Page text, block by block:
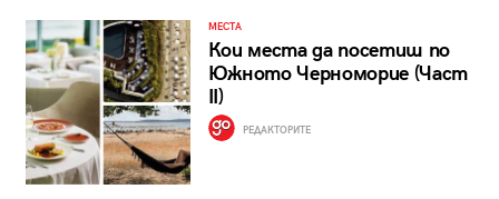
МЕСТА
Кои места да посетиш по
Южното Черноморие (Част
II)
РЕДАКТОРИТЕ